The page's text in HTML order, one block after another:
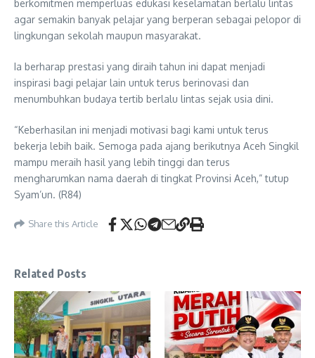
berkomitmen memperluas edukasi keselamatan berlalu lintas
agar semakin banyak pelajar yang berperan sebagai pelopor di
lingkungan sekolah maupun masyarakat.
Ia berharap prestasi yang diraih tahun ini dapat menjadi
inspirasi bagi pelajar lain untuk terus berinovasi dan
menumbuhkan budaya tertib berlalu lintas sejak usia dini.
“Keberhasilan ini menjadi motivasi bagi kami untuk terus
bekerja lebih baik. Semoga pada ajang berikutnya Aceh Singkil
mampu meraih hasil yang lebih tinggi dan terus
mengharumkan nama daerah di tingkat Provinsi Aceh,” tutup
Syam’un. (R84)
Share this Article
Related Posts